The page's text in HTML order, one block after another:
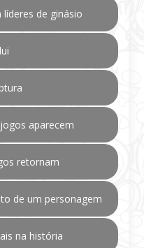
de ginásio
aparecem
retornam
de um personagem
na história